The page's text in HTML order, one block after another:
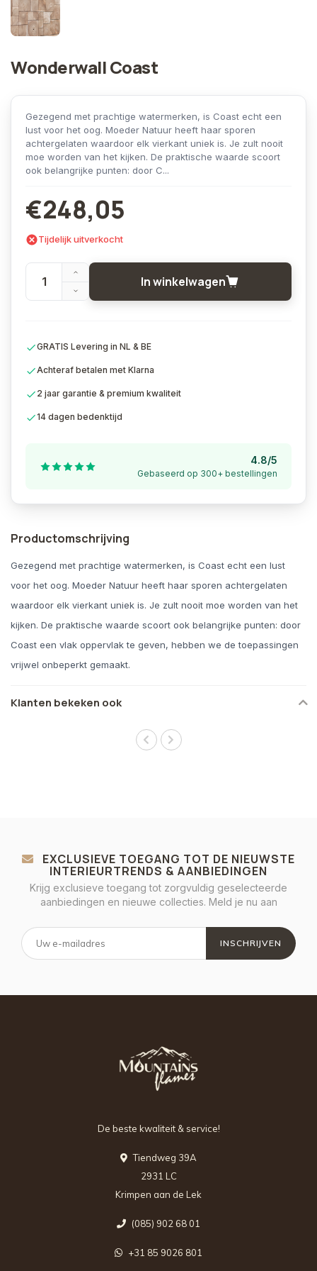
Wonderwall Coast
Gezegend met prachtige watermerken, is Coast echt een
lust voor het oog. Moeder Natuur heeft haar sporen
achtergelaten waardoor elk vierkant uniek is. Je zult nooit
moe worden van het kijken. De praktische waarde scoort
ook belangrijke punten: door C...
€248,05
Tijdelijk uitverkocht
In winkelwagen
GRATIS Levering in NL & BE
Achteraf betalen met Klarna
2 jaar garantie & premium kwaliteit
14 dagen bedenktijd
4.8/5
Gebaseerd op 300+ bestellingen
Productomschrijving
Gezegend met prachtige watermerken, is Coast echt een lust
voor het oog. Moeder Natuur heeft haar sporen achtergelaten
waardoor elk vierkant uniek is. Je zult nooit moe worden van het
kijken. De praktische waarde scoort ook belangrijke punten: door
Coast een vlak oppervlak te geven, hebben we de toepassingen
vrijwel onbeperkt gemaakt.
Klanten bekeken ook
EXCLUSIEVE TOEGANG TOT DE NIEUWSTE
INTERIEURTRENDS & AANBIEDINGEN
Krijg exclusieve toegang tot zorgvuldig geselecteerde
aanbiedingen en nieuwe collecties. Meld je nu aan
INSCHRIJVEN
De beste kwaliteit & service!
Tiendweg 39A
2931 LC
Krimpen aan de Lek
(085) 902 68 01
+31 85 9026 801